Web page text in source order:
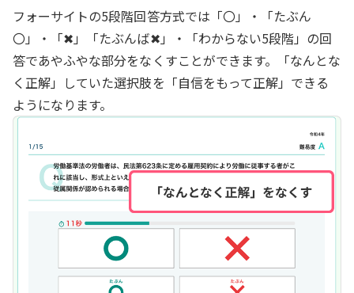
フォーサイトの5段階回答方式では「〇」・「たぶん
〇」・「✖」️「たぶんば✖」・「わからない5段階」の回
答であやふやな部分をなくすことができます。「なんとな
く正解」していた選択肢を「自信をもって正解」できる
ようになります。